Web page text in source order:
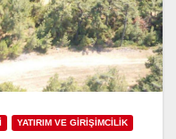
YATIRIM VE GİRİŞİMCİLİK